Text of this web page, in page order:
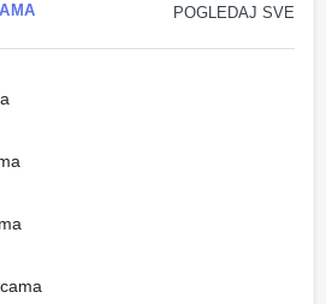
POGLEDAJ SVE